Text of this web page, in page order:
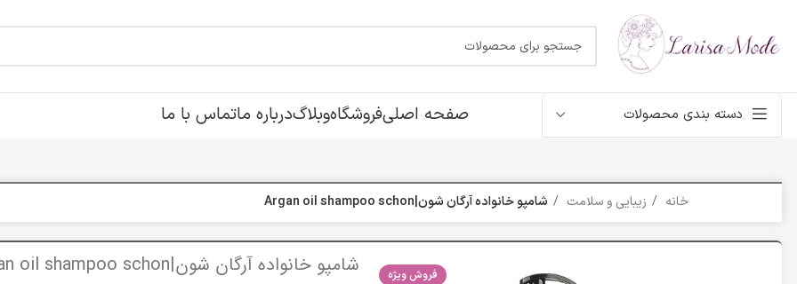
دسته بندی محصولات صفحه اصلیفروشگاهوبلاگدرباره ماتماس با ما
خانه زیبایی و سلامت شامپو خانواده آرگان شون|Argan oil shampoo schon
فروش ویژه
شامپو خانواده آرگان شون|Argan oil shampoo schon